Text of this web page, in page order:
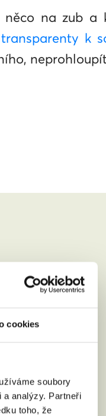
cookies
soubory
analýzy. Partneři
toho, že
něco na zub a
k